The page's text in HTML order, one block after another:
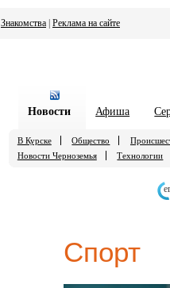
Знакомства Реклама на сайте
Новости Афиша
В Курске Общество
Новости Черноземья
Технологии
Спорт